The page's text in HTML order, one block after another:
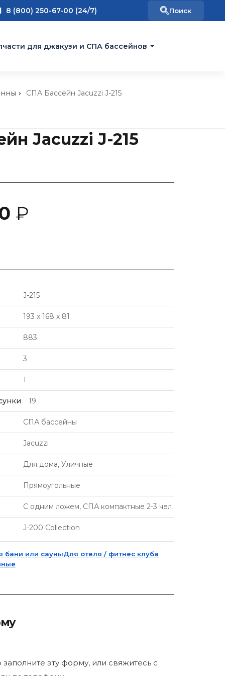
8 (800) 250-67-00 (24/7)
для джакузи и СПА бассейнов
СПА Бассейн Jacuzzi J-215
Jacuzzi J-215
₽
J-215
193 x 168 x 81
883
3
1
19
СПА бассейны
Jacuzzi
Для дома, Уличные
Прямоугольные
С одним ложем, СПА компактные 2-3 чел
J-200 Collection
бани или сауныДля отеля / фитнес клуба
заполните эту форму, или свяжитесь с